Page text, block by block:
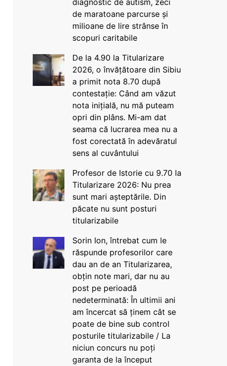
diagnostic de autism, zeci
de maratoane parcurse și
milioane de lire strânse în
scopuri caritabile
De la 4.90 la Titularizare
2026, o învățătoare din Sibiu
a primit nota 8.70 după
contestație: Când am văzut
nota inițială, nu mă puteam
opri din plâns. Mi-am dat
seama că lucrarea mea nu a
fost corectată în adevăratul
sens al cuvântului
Profesor de Istorie cu 9.70 la
Titularizare 2026: Nu prea
sunt mari așteptările. Din
păcate nu sunt posturi
titularizabile
Sorin Ion, întrebat cum le
răspunde profesorilor care
dau an de an Titularizarea,
obțin note mari, dar nu au
post pe perioadă
nedeterminată: În ultimii ani
am încercat să ținem cât se
poate de bine sub control
posturile titularizabile / La
niciun concurs nu poți
garanta de la început